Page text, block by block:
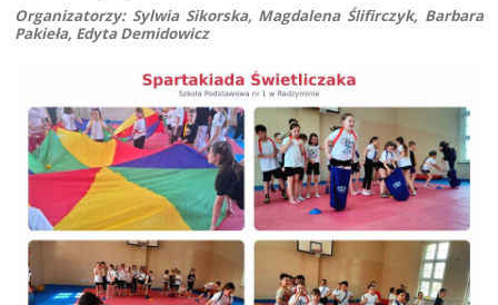
Organizatorzy: Sylwia Sikorska, Magdalena Ślifirczyk, Barbara
Pakieła, Edyta Demidowicz